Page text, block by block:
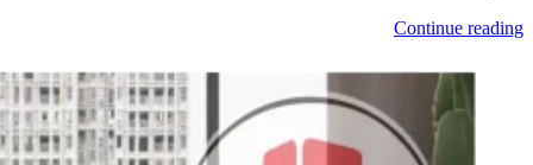
Continue reading